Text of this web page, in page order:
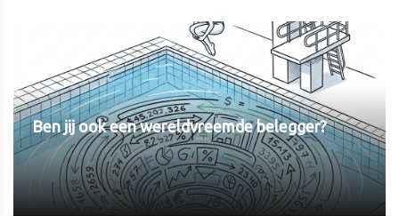
Ben jij ook een wereldvreemde belegger?